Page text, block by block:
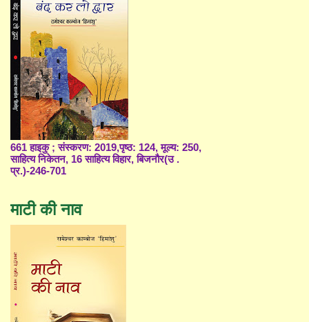
661 हाइकु ; संस्करण: 2019,पृष्ठ: 124, मूल्य: 250,
साहित्य निकेतन, 16 साहित्य विहार, बिजनौर(उ .
प्र.)-246-701
माटी की नाव